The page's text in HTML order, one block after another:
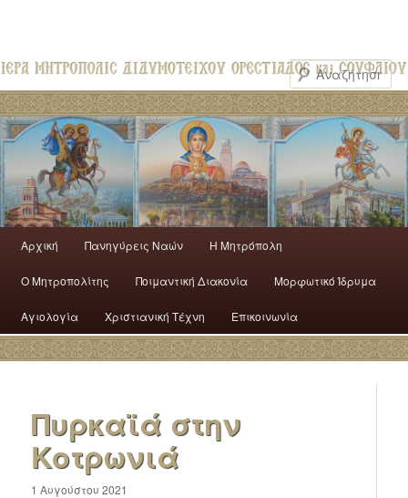
Αρχική Πανηγύρεις Ναών H Mητρόπολη
Ο Mητροπολίτης Ποιμαντική Διακονία Μορφωτικό Ίδρυμα
Αγιολογία Χριστιανική Τέχνη Επικοινωνία
Πυρκαϊά στην
Κοτρωνιά
1 Αυγούστου 2021